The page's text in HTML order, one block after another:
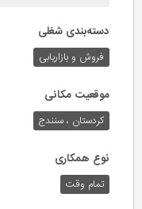
دسته‌بندی شغلی
فروش و بازاریابی
موقعیت مکانی
کردستان ، سنندج
نوع همکاری
تمام وقت